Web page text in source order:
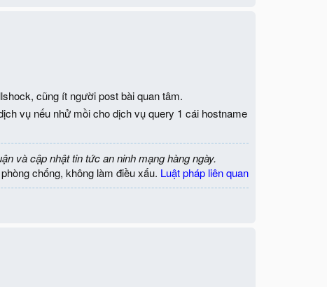
cũng ít người post bài quan tâm.
vụ nếu nhử mồi cho dịch vụ query 1 cái hostname
và cập nhật tin tức an ninh mạng hàng ngày.
chống, không làm điều xấu. Luật pháp liên quan